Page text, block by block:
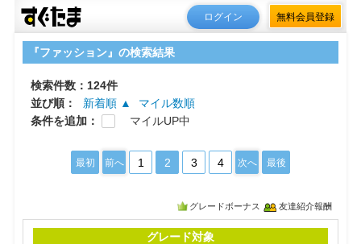
ログイン 無料会員登録
『ファッション』の検索結果
検索件数：124件
並び順：
新着順 ▲
マイル数順
条件を追加：
マイルUP中
最初 前へ 1 2 3 4 次へ 最後
グレードボーナス 友達紹介報酬
グレード対象